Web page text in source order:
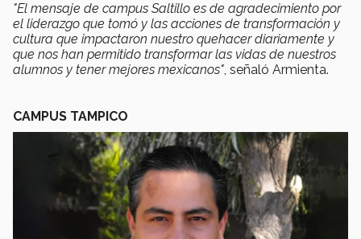
"El mensaje de campus Saltillo es de agradecimiento por
el liderazgo que tomó y las acciones de transformación y
cultura que impactaron nuestro quehacer diariamente y
que nos han permitido transformar las vidas de nuestros
alumnos y tener mejores mexicanos", señaló Armienta.
CAMPUS TAMPICO